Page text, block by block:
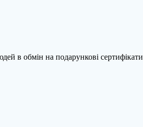
в обмін на подарункові сертифікати